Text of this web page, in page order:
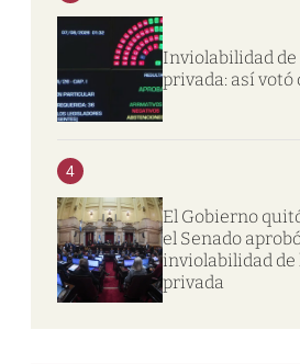
Inviolabilidad de
privada: así votó
4
El Gobierno
el Senado
inviolabilidad de
privada